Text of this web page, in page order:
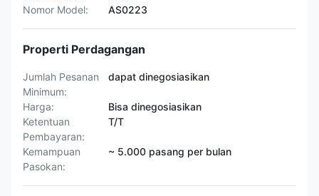
Nomor Model:
AS0223
Properti Perdagangan
Jumlah Pesanan
Minimum:
dapat dinegosiasikan
Harga:
Bisa dinegosiasikan
Ketentuan
Pembayaran:
T/T
Kemampuan
Pasokan:
~ 5.000 pasang per bulan